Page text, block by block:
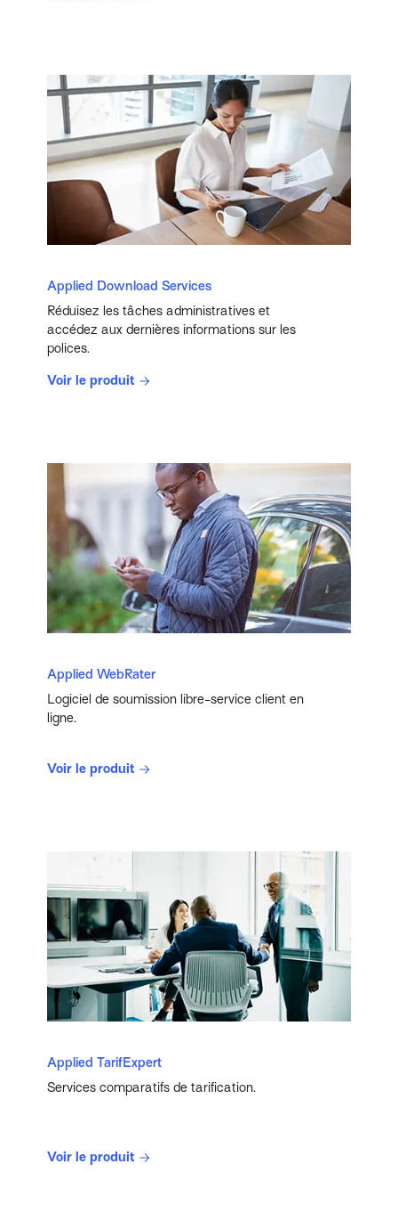
Applied Download Services
Réduisez les tâches administratives et
accédez aux dernières informations sur les
polices.
Voir le produit
Applied WebRater
Logiciel de soumission libre-service client en
ligne.
Voir le produit
Applied TarifExpert
Services comparatifs de tarification.
Voir le produit